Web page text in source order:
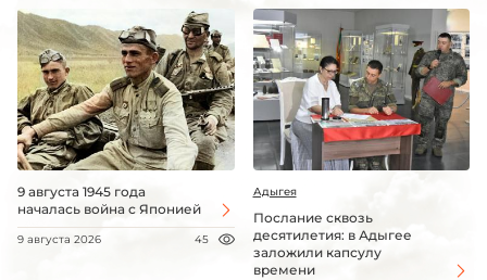
9 августа 1945 года
началась война с Японией
9 августа 2026 45
Адыгея
Послание сквозь
десятилетия: в Адыгее
заложили капсулу
времени